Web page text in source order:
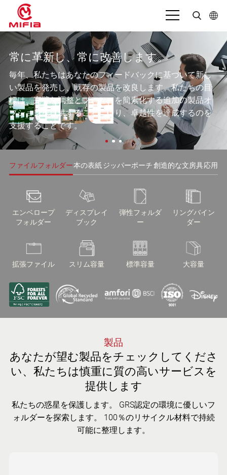
日本語
English
بالعربية
Deutsch
Español
Français
Bahasa Indonesia
Português
Русский язык
常に革新し、常に改善します。
毎年、私たちはあなたのフィードバックに基づいて新し
い製品を発売し、既存の製品を改良します。私たちの目
標は、完璧な調整とプロセスを簡素化する追加の製品オ
プションを提供することにより、卓越性を達成するのを
支援することです。
ファイルフォルダー本の表紙 ジッパーポーチ創造的な文房具応用
エンベロープ
フォルダー
ディスプレイ
ブック
弾性フォルダ
ー
リングバイン
ダー
拡張ファイル スリム容量 標準容量 大容量
製品
あなたが望む製品をチェックしてくださ
い、私たちは慎重に質の高いサービスを
提供します
私たちの惑星を保護します。 GRS認定の環境に優しいフ
ォルダーを探索します。 100％のリサイクル材料で持続
可能に整理します。
私たちと私たちの会社との協力は、彼が知って
いるすべての企業の中で最高のものです。
顧客は詳細に私たちの注意を高めました。